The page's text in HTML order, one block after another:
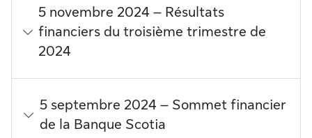
5 novembre 2024 – Résultats
financiers du troisième trimestre de
2024
5 septembre 2024 – Sommet financier
de la Banque Scotia